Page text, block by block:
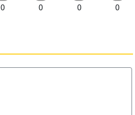
0 0 0 0